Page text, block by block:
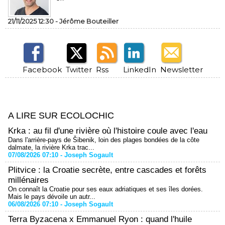
21/11/2025 12:30 -Jérôme Bouteiller
Facebook Twitter Rss LinkedIn Newsletter
A LIRE SUR ECOLOCHIC
Krka : au fil d'une rivière où l'histoire coule avec l'eau
Dans l'arrière-pays de Šibenik, loin des plages bondées de la côte
dalmate, la rivière Krka trac...
07/08/2026 07:10 - Joseph Sogault
Plitvice : la Croatie secrète, entre cascades et forêts
millénaires
On connaît la Croatie pour ses eaux adriatiques et ses îles dorées.
Mais le pays dévoile un autr...
06/08/2026 07:10 - Joseph Sogault
Terra Byzacena x Emmanuel Ryon : quand l'huile